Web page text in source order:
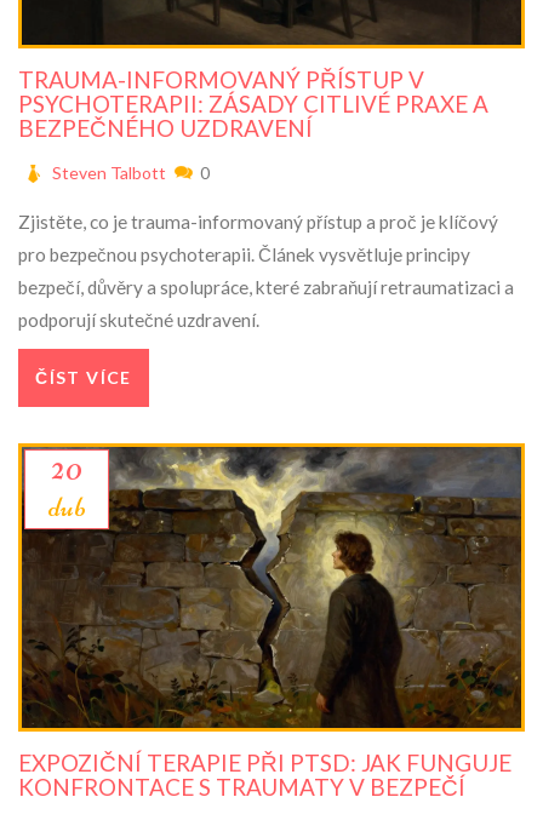
TRAUMA-INFORMOVANÝ PŘÍSTUP V
PSYCHOTERAPII: ZÁSADY CITLIVÉ PRAXE A
BEZPEČNÉHO UZDRAVENÍ
Steven Talbott 0
Zjistěte, co je trauma-informovaný přístup a proč je klíčový
pro bezpečnou psychoterapii. Článek vysvětluje principy
bezpečí, důvěry a spolupráce, které zabraňují retraumatizaci a
podporují skutečné uzdravení.
ČÍST VÍCE
20
dub
EXPOZIČNÍ TERAPIE PŘI PTSD: JAK FUNGUJE
KONFRONTACE S TRAUMATY V BEZPEČÍ